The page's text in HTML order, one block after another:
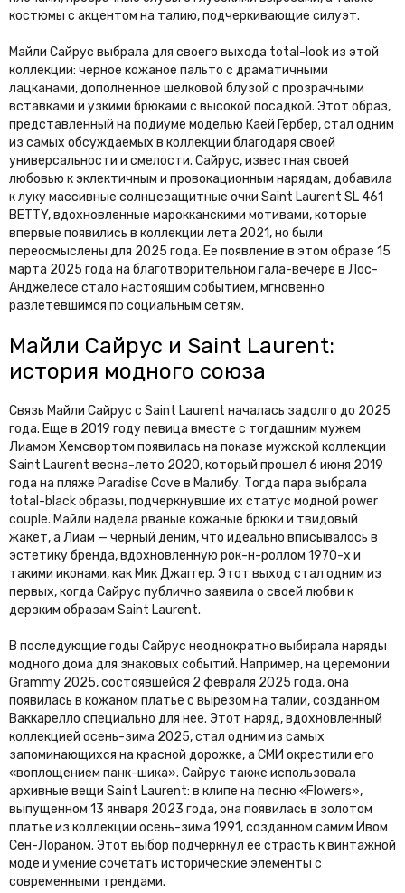
костюмы с акцентом на талию, подчеркивающие силуэт.
Майли Сайрус выбрала для своего выхода total-look из этой
коллекции: черное кожаное пальто с драматичными
лацканами, дополненное шелковой блузой с прозрачными
вставками и узкими брюками с высокой посадкой. Этот образ,
представленный на подиуме моделью Каей Гербер, стал одним
из самых обсуждаемых в коллекции благодаря своей
универсальности и смелости. Сайрус, известная своей
любовью к эклектичным и провокационным нарядам, добавила
к луку массивные солнцезащитные очки Saint Laurent SL 461
BETTY, вдохновленные марокканскими мотивами, которые
впервые появились в коллекции лета 2021, но были
переосмыслены для 2025 года. Ее появление в этом образе 15
марта 2025 года на благотворительном гала-вечере в Лос-
Анджелесе стало настоящим событием, мгновенно
разлетевшимся по социальным сетям.
Майли Сайрус и Saint Laurent:
история модного союза
Связь Майли Сайрус с Saint Laurent началась задолго до 2025
года. Еще в 2019 году певица вместе с тогдашним мужем
Лиамом Хемсвортом появилась на показе мужской коллекции
Saint Laurent весна-лето 2020, который прошел 6 июня 2019
года на пляже Paradise Cove в Малибу. Тогда пара выбрала
total-black образы, подчеркнувшие их статус модной power
couple. Майли надела рваные кожаные брюки и твидовый
жакет, а Лиам — черный деним, что идеально вписывалось в
эстетику бренда, вдохновленную рок-н-роллом 1970-х и
такими иконами, как Мик Джаггер. Этот выход стал одним из
первых, когда Сайрус публично заявила о своей любви к
дерзким образам Saint Laurent.
В последующие годы Сайрус неоднократно выбирала наряды
модного дома для знаковых событий. Например, на церемонии
Grammy 2025, состоявшейся 2 февраля 2025 года, она
появилась в кожаном платье с вырезом на талии, созданном
Ваккарелло специально для нее. Этот наряд, вдохновленный
коллекцией осень-зима 2025, стал одним из самых
запоминающихся на красной дорожке, а СМИ окрестили его
«воплощением панк-шика». Сайрус также использовала
архивные вещи Saint Laurent: в клипе на песню «Flowers»,
выпущенном 13 января 2023 года, она появилась в золотом
платье из коллекции осень-зима 1991, созданном самим Ивом
Сен-Лораном. Этот выбор подчеркнул ее страсть к винтажной
моде и умение сочетать исторические элементы с
современными трендами.